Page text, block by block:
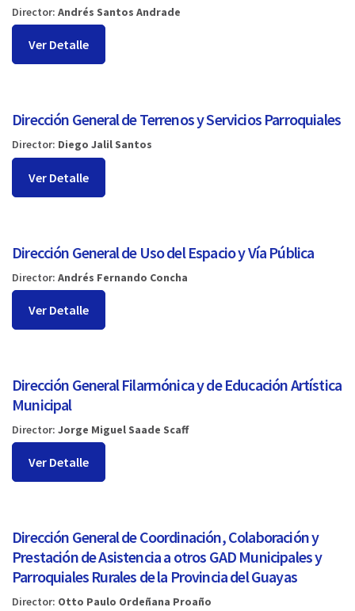
Director: Andrés Santos Andrade
Ver Detalle
Dirección General de Terrenos y Servicios Parroquiales
Director: Diego Jalil Santos
Ver Detalle
Dirección General de Uso del Espacio y Vía Pública
Director: Andrés Fernando Concha
Ver Detalle
Dirección General Filarmónica y de Educación Artística
Municipal
Director: Jorge Miguel Saade Scaff
Ver Detalle
Dirección General de Coordinación, Colaboración y
Prestación de Asistencia a otros GAD Municipales y
Parroquiales Rurales de la Provincia del Guayas
Director: Otto Paulo Ordeñana Proaño